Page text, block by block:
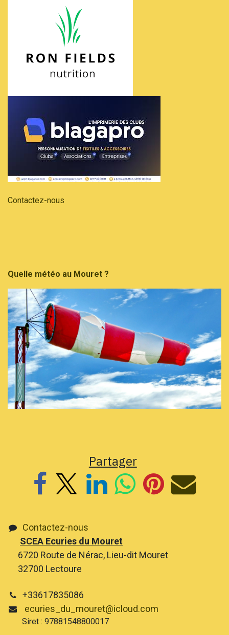
Contactez-nous
Quelle météo au Mouret ?
Partager
Contactez-nous
SCEA Ecuries du Mouret
6720 Route de Nérac, Lieu-dit Mouret
32700 Lectoure
+33617835086
ecuries_du_mouret@icloud.com
Siret : 97881548800017